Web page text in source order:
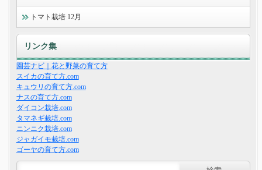
トマト栽培 12月
リンク集
園芸ナビ｜花と野菜の育て方
スイカの育て方.com
キュウリの育て方.com
ナスの育て方.com
ダイコン栽培.com
タマネギ栽培.com
ニンニク栽培.com
ジャガイモ栽培.com
ゴーヤの育て方.com